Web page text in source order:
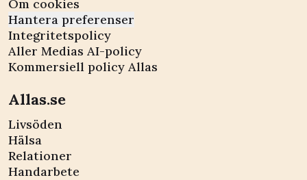
Om cookies
Hantera preferenser
Integritetspolicy
Aller Medias AI-policy
Kommersiell policy Allas
Allas.se
Livsöden
Hälsa
Relationer
Handarbete